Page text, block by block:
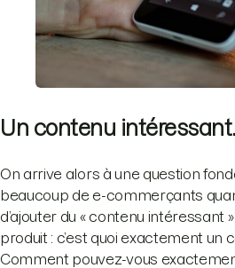
Un contenu
On arrive alors à une question
beaucoup de e-commerçants
d’ajouter du « contenu intéressant
produit : c’est quoi exactement un
Comment pouvez-vous